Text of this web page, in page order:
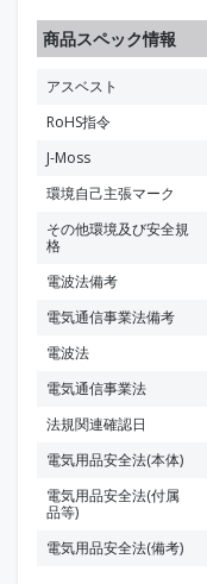
商品スペック情報
アスベスト
RoHS指令
J-Moss
環境自己主張マーク
その他環境及び安全規
格
電波法備考
電気通信事業法備考
電波法
電気通信事業法
法規関連確認日
電気用品安全法(本体)
電気用品安全法(付属
品等)
電気用品安全法(備考)